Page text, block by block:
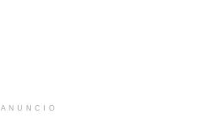
ANUNCIO